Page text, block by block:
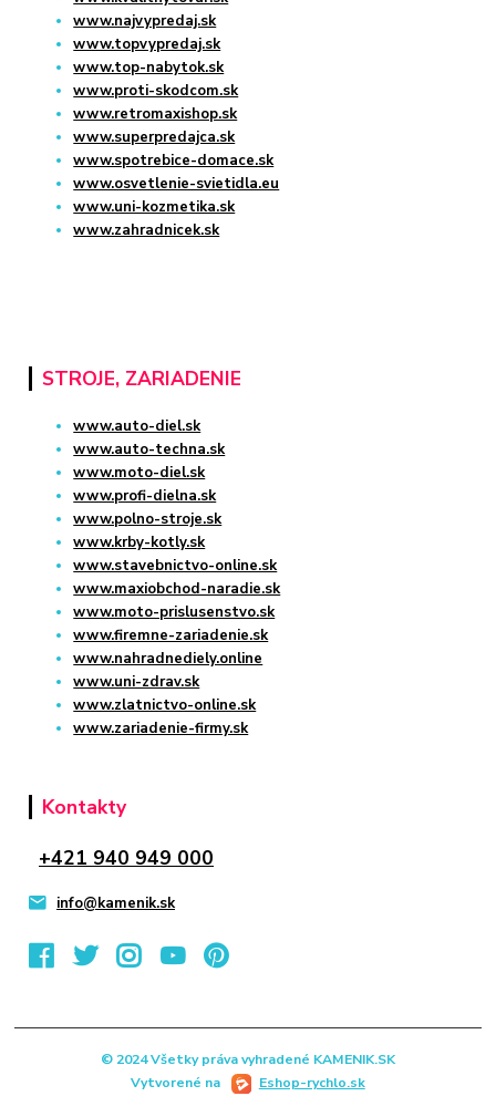
www.najvypredaj.sk
www.topvypredaj.sk
www.top-nabytok.sk
www.proti-skodcom.sk
www.retromaxishop.sk
www.superpredajca.sk
www.spotrebice-domace.sk
www.osvetlenie-svietidla.eu
www.uni-kozmetika.sk
www.zahradnicek.sk
STROJE, ZARIADENIE
www.auto-diel.sk
www.auto-techna.sk
www.moto-diel.sk
www.profi-dielna.sk
www.polno-stroje.sk
www.krby-kotly.sk
www.stavebnictvo-online.sk
www.maxiobchod-naradie.sk
www.moto-prislusenstvo.sk
www.firemne-zariadenie.sk
www.nahradnediely.online
www.uni-zdrav.sk
www.zlatnictvo-online.sk
www.zariadenie-firmy.sk
Kontakty
+421 940 949 000
info@kamenik.sk
© 2024 Všetky práva vyhradené KAMENIK.SK
Vytvorené na
Eshop-rychlo.sk